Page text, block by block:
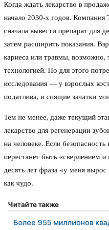
Когда ждать лекарство в
начало 2030-х годов. Компания
сначала вывести препарат для
затем расширить показания.
кариеса или травмы, возможно,
технологией. Но для этого
исследования — у взрослых
податлива, и спящие зачатки
Тем не менее, даже текущий
лекарство для регенерации
на человеке. Если
перестанет быть «сверлением
десять лет фраза «у меня
как чудо.
Читайте также
Более 955 миллионов